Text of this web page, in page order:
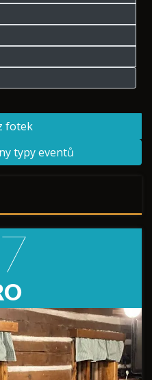
fotek
typy eventů